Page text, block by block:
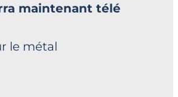
maintenant télé
le métal